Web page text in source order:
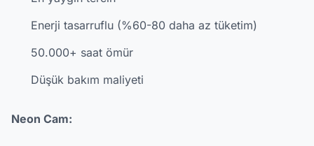
Enerji tasarruflu (%60-80 daha az tüketim)
50.000+ saat ömür
Düşük bakım maliyeti
Neon Cam: